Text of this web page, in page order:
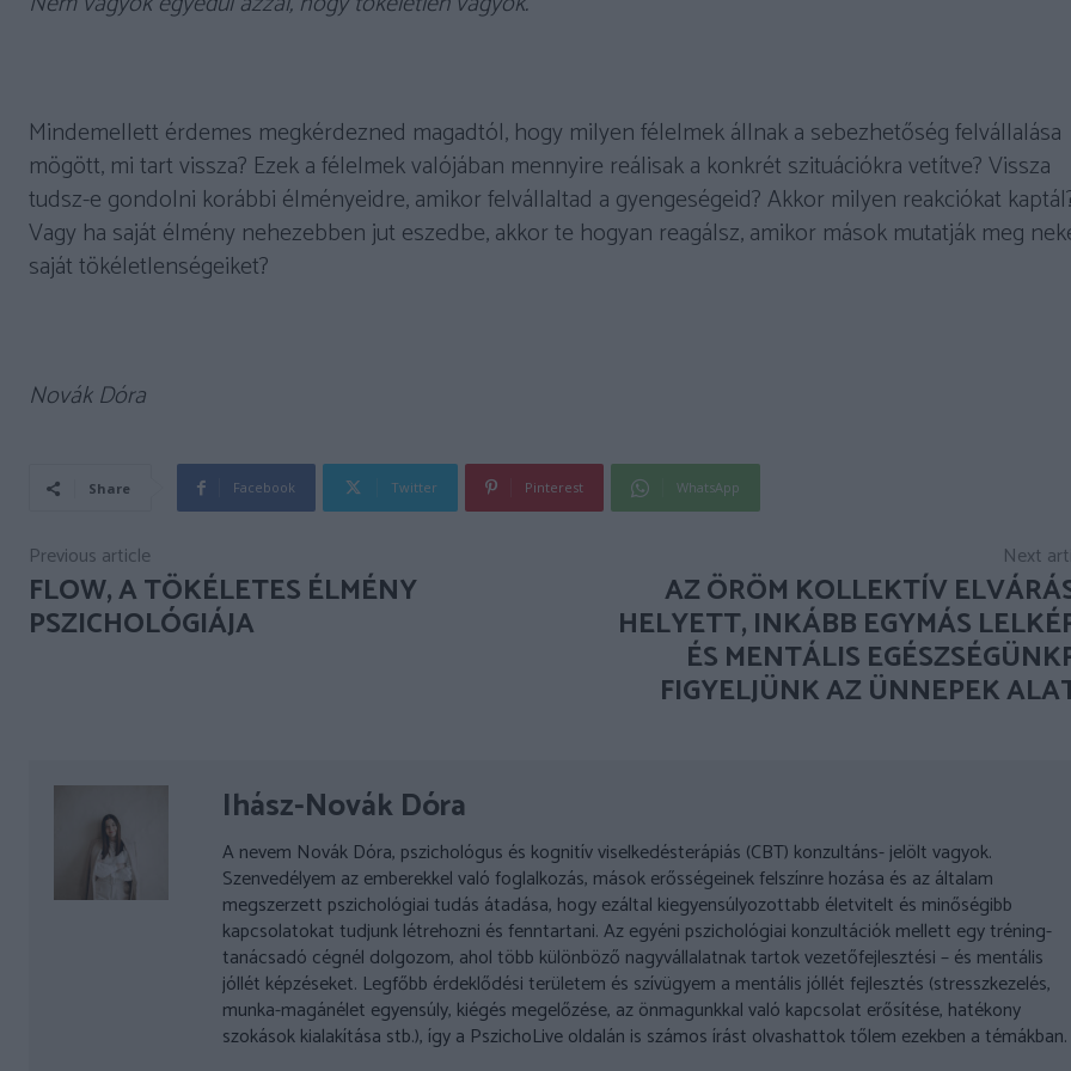
Mindemellett érdemes megkérdezned magadtól, hogy milyen félelmek állnak a sebezhetőség felvállalása
mögött, mi tart vissza? Ezek a félelmek valójában mennyire reálisak a konkrét szituációkra vetítve? Vissza
tudsz-e gondolni korábbi élményeidre, amikor felvállaltad a gyengeségeid? Akkor milyen reakciókat
Vagy ha saját élmény nehezebben jut eszedbe, akkor te hogyan reagálsz, amikor mások mutatják meg
saját tökéletlenségeiket?
Novák Dóra
Share Facebook Twitter Pinterest WhatsApp
Previous article
FLOW, A TÖKÉLETES ÉLMÉNY
PSZICHOLÓGIÁJA
Next
AZ ÖRÖM KOLLEKTÍV
HELYETT, INKÁBB EGYMÁS
ÉS MENTÁLIS
FIGYELJÜNK AZ ÜNNEPEK
Ihász-Novák Dóra
A nevem Novák Dóra, pszichológus és kognitív viselkedésterápiás (CBT) konzultáns- jelölt vagyok.
Szenvedélyem az emberekkel való foglalkozás, mások erősségeinek felszínre hozása és az általam
megszerzett pszichológiai tudás átadása, hogy ezáltal kiegyensúlyozottabb életvitelt és minőségibb
kapcsolatokat tudjunk létrehozni és fenntartani. Az egyéni pszichológiai konzultációk mellett egy tréning-
tanácsadó cégnél dolgozom, ahol több különböző nagyvállalatnak tartok vezetőfejlesztési – és mentális
jóllét képzéseket. Legfőbb érdeklődési területem és szívügyem a mentális jóllét fejlesztés (stresszkezelés,
munka-magánélet egyensúly, kiégés megelőzése, az önmagunkkal való kapcsolat erősítése, hatékony
szokások kialakítása stb.), így a PszichoLive oldalán is számos írást olvashattok tőlem ezekben a témákban.